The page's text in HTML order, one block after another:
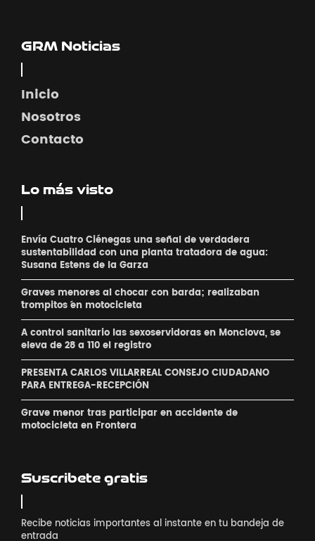
GRM Noticias
Inicio
Nosotros
Contacto
Lo más visto
Envía Cuatro Ciénegas una señal de verdadera
sustentabilidad con una planta tratadora de agua:
Susana Estens de la Garza
Graves menores al chocar con barda; realizaban
´trompitos ´en motocicleta
A control sanitario las sexoservidoras en Monclova, se
eleva de 28 a 110 el registro
PRESENTA CARLOS VILLARREAL CONSEJO CIUDADANO
PARA ENTREGA-RECEPCIÓN
Grave menor tras participar en accidente de
motocicleta en Frontera
Suscribete gratis
Recibe noticias importantes al instante en tu bandeja de
entrada